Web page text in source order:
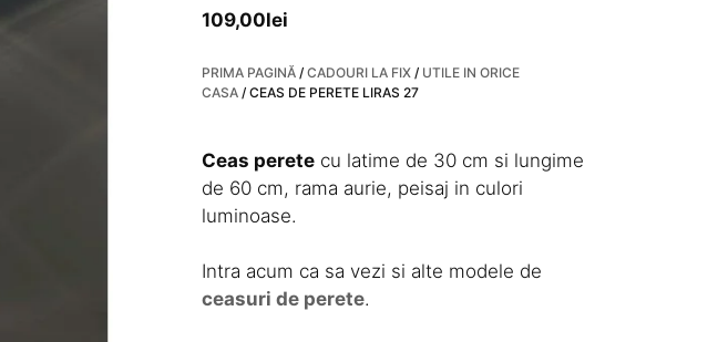
109,00lei
PRIMA PAGINĂ /CADOURI LA FIX / UTILE IN ORICE
CASA / CEAS DE PERETE LIRAS 27
Ceas perete cu latime de 30 cm si lungime
de 60 cm, rama aurie, peisaj in culori
luminoase.
Intra acum ca sa vezi si alte modele de
ceasuri de perete.